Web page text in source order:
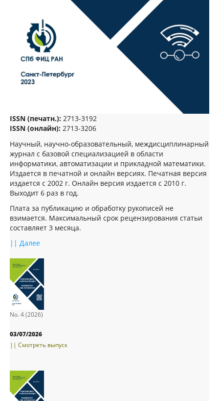
ISSN (печатн.): 2713-3192
ISSN (онлайн): 2713-3206
Научный, научно-образовательный, междисциплинарный
журнал с базовой специализацией в области
информатики, автоматизации и прикладной математики.
Издается в печатной и онлайн версиях. Печатная версия
издается с 2002 г. Онлайн версия издается с 2010 г.
Выходит 6 раз в год.
Плата за публикацию и обработку рукописей не
взимается. Максимальный срок рецензирования статьи
составляет 3 месяца.
|| Далее
No. 4 (2026)
03/07/2026
|| Смотреть выпуск